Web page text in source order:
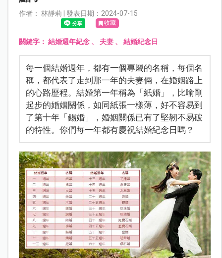
作者： 林靜莉 | 發表日期：2024-07-15
收藏
關鍵字： 結婚週年紀念、 夫妻、 結婚紀念日
每一個結婚週年，都有一個專屬的名稱，每個名
稱，都代表了走到那一年的夫妻倆，在婚姻路上
的心路歷程。結婚第一年稱為「紙婚」，比喻剛
起步的婚姻關係，如同紙張一樣薄，好不容易到
了第十年「錫婚」，婚姻關係已有了堅韌不易破
的特性。你們每一年都有慶祝結婚紀念日嗎？